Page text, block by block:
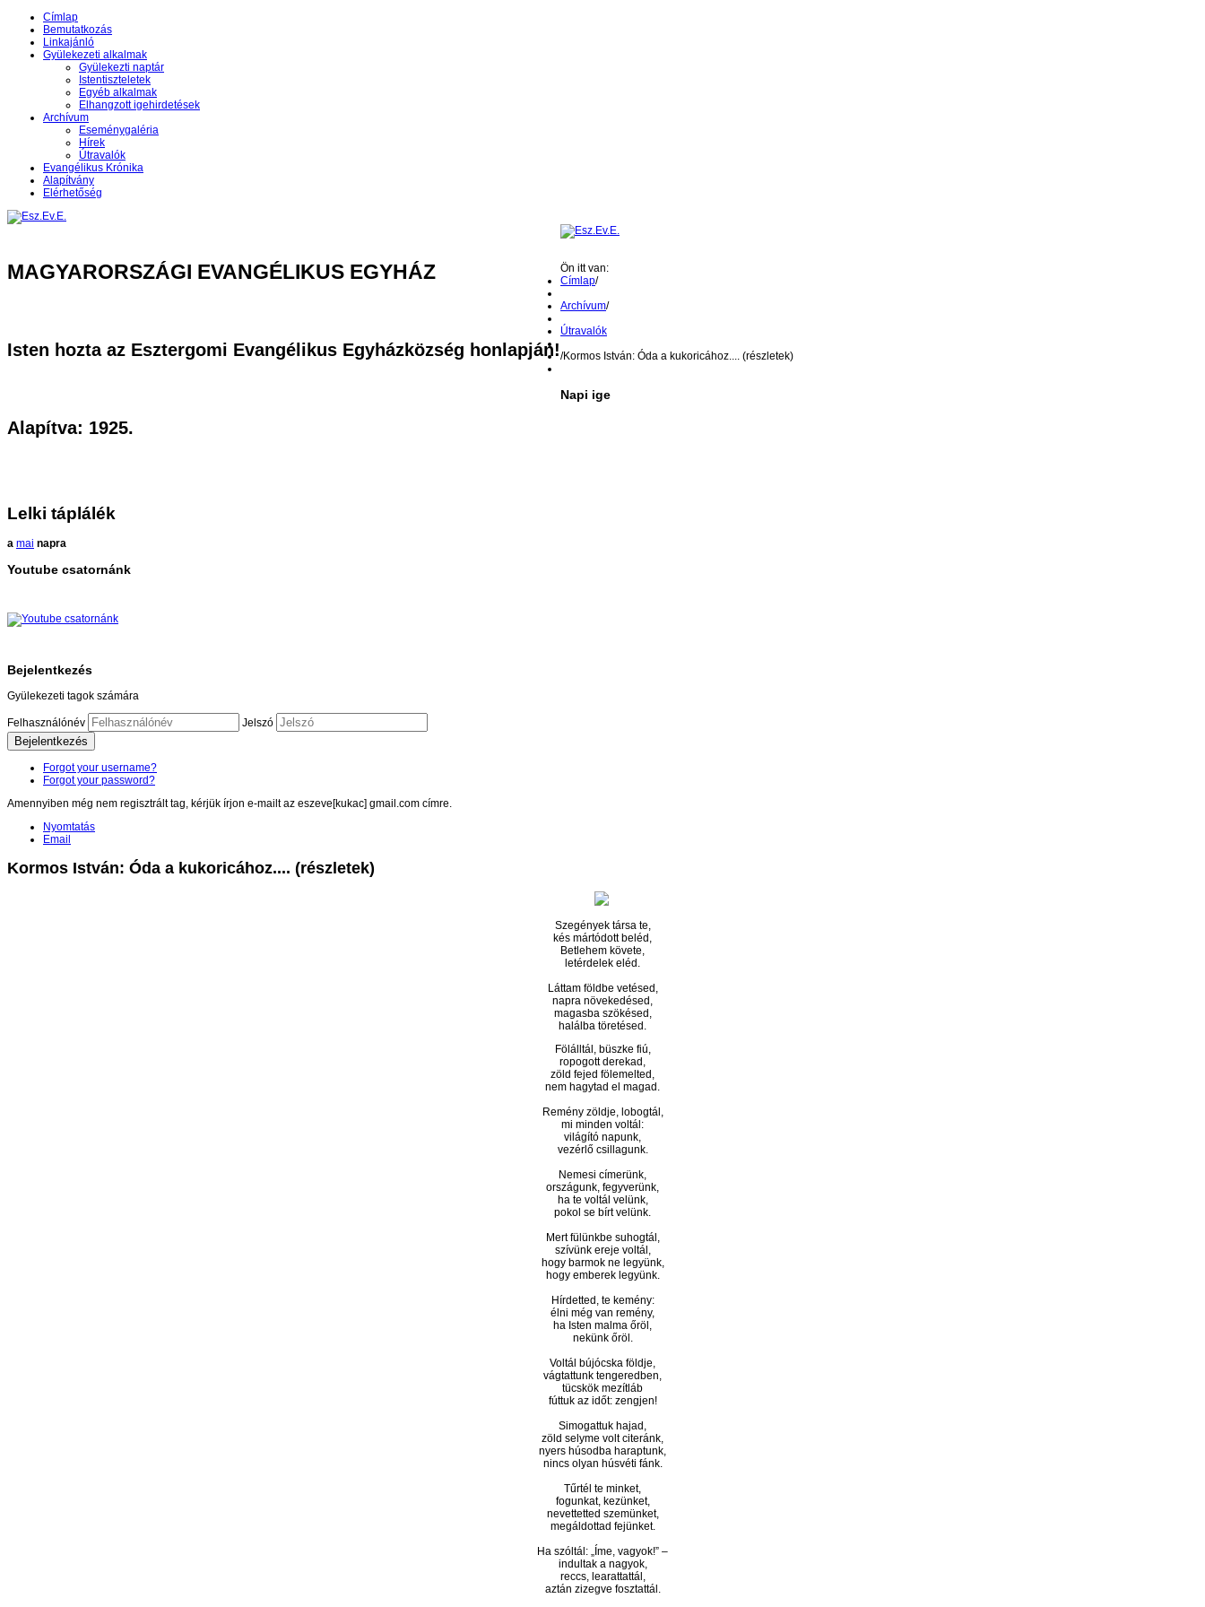
Címlap
Bemutatkozás
Linkajánló
Gyülekezeti alkalmak
Gyülekezti naptár
Istentiszteletek
Egyéb alkalmak
Elhangzott igehirdetések
Archívum
Eseménygaléria
Hírek
Útravalók
Evangélikus Krónika
Alapítvány
Elérhetőség
MAGYARORSZÁGI EVANGÉLIKUS EGYHÁZ
Isten hozta az Esztergomi Evangélikus Egyházközség honlapján!
Alapítva: 1925.
Ön itt van:
Címlap/
Archívum/
Útravalók
/Kormos István: Óda a kukoricához.... (részletek)
Napi ige
Lelki táplálék
a mai napra
Youtube csatornánk
Bejelentkezés
Gyülekezeti tagok számára
Felhasználónév Jelszó
Bejelentkezés
Forgot your username?
Forgot your password?
Amennyiben még nem regisztrált tag, kérjük írjon e-mailt az eszeve[kukac] gmail.com címre.
Nyomtatás
Email
Kormos István: Óda a kukoricához.... (részletek)
Szegények társa te,
kés mártódott beléd,
Betlehem követe,
letérdelek eléd.
Láttam földbe vetésed,
napra növekedésed,
magasba szökésed,
halálba töretésed.
Fölálltál, büszke fiú,
ropogott derekad,
zöld fejed fölemelted,
nem hagytad el magad.
Remény zöldje, lobogtál,
mi minden voltál:
világító napunk,
vezérlő csillagunk.
Nemesi címerünk,
országunk, fegyverünk,
ha te voltál velünk,
pokol se bírt velünk.
Mert fülünkbe suhogtál,
szívünk ereje voltál,
hogy barmok ne legyünk,
hogy emberek legyünk.
Hírdetted, te kemény:
élni még van remény,
ha Isten malma őröl,
nekünk őröl.
Voltál bújócska földje,
vágtattunk tengeredben,
tücskök mezítláb
fúttuk az időt: zengjen!
Simogattuk hajad,
zöld selyme volt citeránk,
nyers húsodba haraptunk,
nincs olyan húsvéti fánk.
Tűrtél te minket,
fogunkat, kezünket,
nevettetted szemünket,
megáldottad fejünket.
Ha szóltál: „Íme, vagyok!” –
indultak a nagyok,
reccs, learattattál,
aztán zizegve fosztattál.